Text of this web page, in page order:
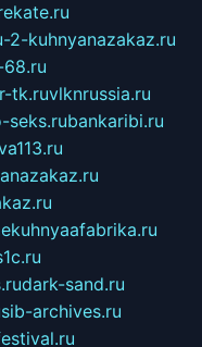
2-kuhnyanazakaz.ru
tk.ruvlknrussia.ru
seks.rubankaribi.ru
dark-sand.ru
sib-archives.ru